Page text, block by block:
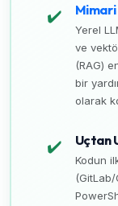
✔️
Yerel
ve
(RAG)
bir
olarak
✔️ Uçtan
Kodun